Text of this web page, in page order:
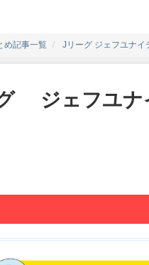
め記事一覧 Jリーグ ジェフユナイ
ジェフユナ